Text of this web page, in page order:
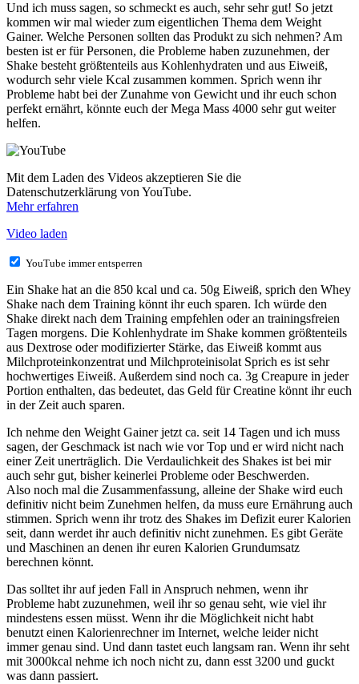
Und ich muss sagen, so schmeckt es auch, sehr sehr gut! So jetzt
kommen wir mal wieder zum eigentlichen Thema dem Weight
Gainer. Welche Personen sollten das Produkt zu sich nehmen? Am
besten ist er für Personen, die Probleme haben zuzunehmen, der
Shake besteht größtenteils aus Kohlenhydraten und aus Eiweiß,
wodurch sehr viele Kcal zusammen kommen. Sprich wenn ihr
Probleme habt bei der Zunahme von Gewicht und ihr euch schon
perfekt ernährt, könnte euch der Mega Mass 4000 sehr gut weiter
helfen.
Mit dem Laden des Videos akzeptieren Sie die
Datenschutzerklärung von YouTube.
Mehr erfahren
Video laden
YouTube immer entsperren
Ein Shake hat an die 850 kcal und ca. 50g Eiweiß, sprich den Whey
Shake nach dem Training könnt ihr euch sparen. Ich würde den
Shake direkt nach dem Training empfehlen oder an trainingsfreien
Tagen morgens. Die Kohlenhydrate im Shake kommen größtenteils
aus Dextrose oder modifizierter Stärke, das Eiweiß kommt aus
Milchproteinkonzentrat und Milchproteinisolat Sprich es ist sehr
hochwertiges Eiweiß. Außerdem sind noch ca. 3g Creapure in jeder
Portion enthalten, das bedeutet, das Geld für Creatine könnt ihr euch
in der Zeit auch sparen.
Ich nehme den Weight Gainer jetzt ca. seit 14 Tagen und ich muss
sagen, der Geschmack ist nach wie vor Top und er wird nicht nach
einer Zeit unerträglich. Die Verdaulichkeit des Shakes ist bei mir
auch sehr gut, bisher keinerlei Probleme oder Beschwerden.
Also noch mal die Zusammenfassung, alleine der Shake wird euch
definitiv nicht beim Zunehmen helfen, da muss eure Ernährung auch
stimmen. Sprich wenn ihr trotz des Shakes im Defizit eurer Kalorien
seit, dann werdet ihr auch definitiv nicht zunehmen. Es gibt Geräte
und Maschinen an denen ihr euren Kalorien Grundumsatz
berechnen könnt.
Das solltet ihr auf jeden Fall in Anspruch nehmen, wenn ihr
Probleme habt zuzunehmen, weil ihr so genau seht, wie viel ihr
mindestens essen müsst. Wenn ihr die Möglichkeit nicht habt
benutzt einen Kalorienrechner im Internet, welche leider nicht
immer genau sind. Und dann tastet euch langsam ran. Wenn ihr seht
mit 3000kcal nehme ich noch nicht zu, dann esst 3200 und guckt
was dann passiert.